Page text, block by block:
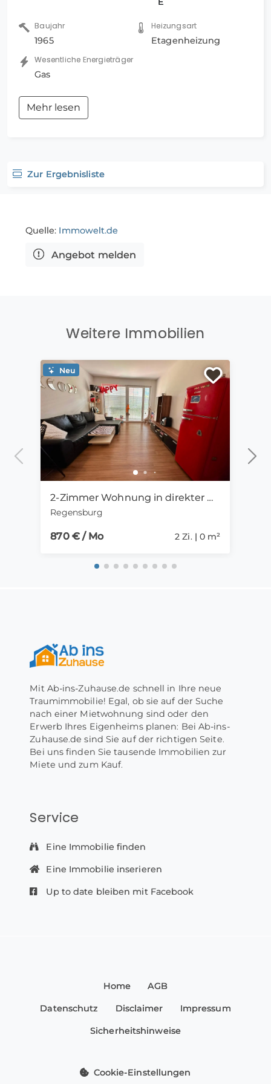
Baujahr
1965
Heizungsart
Etagenheizung
Wesentliche Energieträger
Gas
Mehr lesen
Zur Ergebnisliste
Quelle: Immowelt.de
Angebot melden
Weitere Immobilien
2-Zimmer Wohnung in direkter Uni-Nähe ab 01.09. zu vermieten
Regensburg
870 € / Mo 2 Zi. | 0 m²
Neu
Mit Ab-ins-Zuhause.de schnell in Ihre neue
Traumimmobilie! Egal, ob sie auf der Suche
nach einer Mietwohnung sind oder den
Erwerb Ihres Eigenheims planen: Bei Ab-ins-
Zuhause.de sind Sie auf der richtigen Seite.
Bei uns finden Sie tausende Immobilien zur
Miete und zum Kauf.
Service
Eine Immobilie finden
Eine Immobilie inserieren
Up to date bleiben mit Facebook
Home AGB
Datenschutz Disclaimer Impressum
Sicherheitshinweise
Cookie-Einstellungen